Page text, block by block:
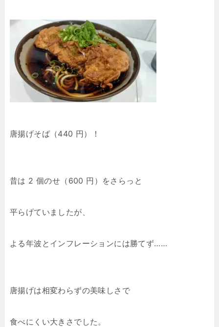
唐揚げそば（440 円）！
昔は 2 個のせ（600 円）をさらっと
平らげていましたが、
よる年波とインフレーションには勝てず……
唐揚げは相変わらずの美味しさで
食べにくい大きさでした。